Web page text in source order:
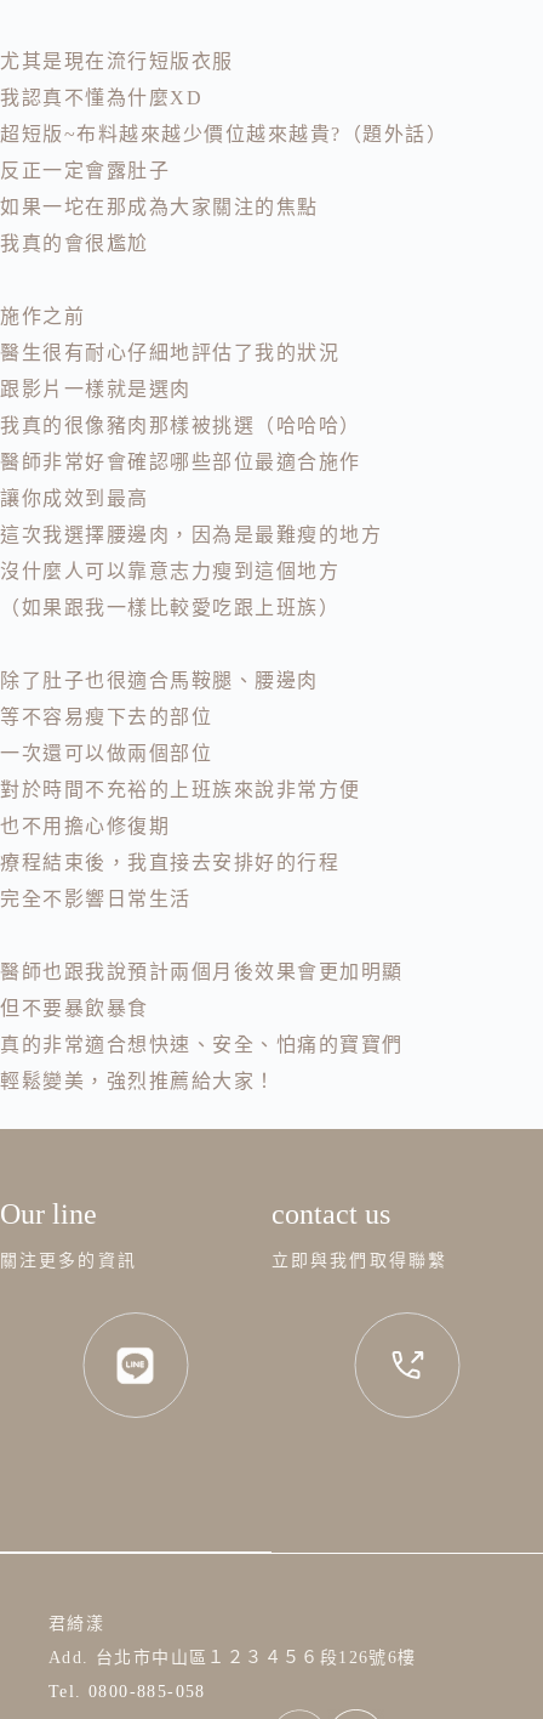
尤其是現在流行短版衣服
我認真不懂為什麼XD
超短版~布料越來越少價位越來越貴?（題外話）
反正一定會露肚子
如果一坨在那成為大家關注的焦點
我真的會很尷尬
施作之前
醫生很有耐心仔細地評估了我的狀況
跟影片一樣就是選肉
我真的很像豬肉那樣被挑選（哈哈哈）
醫師非常好會確認哪些部位最適合施作
讓你成效到最高
這次我選擇腰邊肉，因為是最難瘦的地方
沒什麼人可以靠意志力瘦到這個地方
（如果跟我一樣比較愛吃跟上班族）
除了肚子也很適合馬鞍腿、腰邊肉
等不容易瘦下去的部位
一次還可以做兩個部位
對於時間不充裕的上班族來說非常方便
也不用擔心修復期
療程結束後，我直接去安排好的行程
完全不影響日常生活
醫師也跟我說預計兩個月後效果會更加明顯
但不要暴飲暴食
真的非常適合想快速、安全、怕痛的寶寶們
輕鬆變美，強烈推薦給大家！
Our line
關注更多的資訊
contact us
立即與我們取得聯繫
君綺漾
Add. 台北市中山區１２３４５６段126號6樓
Tel. 0800-885-058